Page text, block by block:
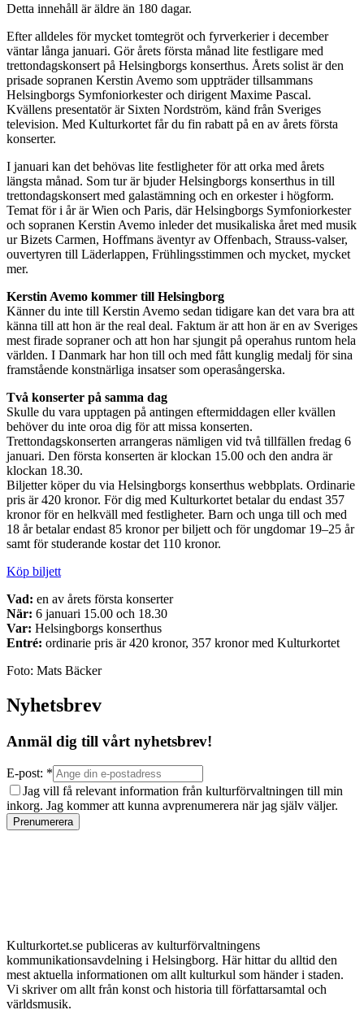
Detta innehåll är äldre än 180 dagar.
Efter alldeles för mycket tomtegröt och fyrverkerier i december
väntar långa januari. Gör årets första månad lite festligare med
trettondagskonsert på Helsingborgs konserthus. Årets solist är den
prisade sopranen Kerstin Avemo som uppträder tillsammans
Helsingborgs Symfoniorkester och dirigent Maxime Pascal.
Kvällens presentatör är Sixten Nordström, känd från Sveriges
television. Med Kulturkortet får du fin rabatt på en av årets första
konserter.
I januari kan det behövas lite festligheter för att orka med årets
längsta månad. Som tur är bjuder Helsingborgs konserthus in till
trettondagskonsert med galastämning och en orkester i högform.
Temat för i år är Wien och Paris, där Helsingborgs Symfoniorkester
och sopranen Kerstin Avemo inleder det musikaliska året med musik
ur Bizets Carmen, Hoffmans äventyr av Offenbach, Strauss-valser,
ouvertyren till Läderlappen, Frühlingsstimmen och mycket, mycket
mer.
Kerstin Avemo kommer till Helsingborg
Känner du inte till Kerstin Avemo sedan tidigare kan det vara bra att
känna till att hon är the real deal. Faktum är att hon är en av Sveriges
mest firade sopraner och att hon har sjungit på operahus runtom hela
världen. I Danmark har hon till och med fått kunglig medalj för sina
framstående konstnärliga insatser som operasångerska.
Två konserter på samma dag
Skulle du vara upptagen på antingen eftermiddagen eller kvällen
behöver du inte oroa dig för att missa konserten.
Trettondagskonserten arrangeras nämligen vid två tillfällen fredag 6
januari. Den första konserten är klockan 15.00 och den andra är
klockan 18.30.
Biljetter köper du via Helsingborgs konserthus webbplats. Ordinarie
pris är 420 kronor. För dig med Kulturkortet betalar du endast 357
kronor för en helkväll med festligheter. Barn och unga till och med
18 år betalar endast 85 kronor per biljett och för ungdomar 19–25 år
samt för studerande kostar det 110 kronor.
Köp biljett
Vad: en av årets första konserter
När: 6 januari 15.00 och 18.30
Var: Helsingborgs konserthus
Entré: ordinarie pris är 420 kronor, 357 kronor med Kulturkortet
Foto: Mats Bäcker
Nyhetsbrev
Anmäl dig till vårt nyhetsbrev!
E-post: *
Jag vill få relevant information från kulturförvaltningen till min
inkorg. Jag kommer att kunna avprenumerera när jag själv väljer.
Prenumerera
Kulturkortet.se publiceras av kulturförvaltningens
kommunikationsavdelning i Helsingborg. Här hittar du alltid den
mest aktuella informationen om allt kulturkul som händer i staden.
Vi skriver om allt från konst och historia till författarsamtal och
världsmusik.